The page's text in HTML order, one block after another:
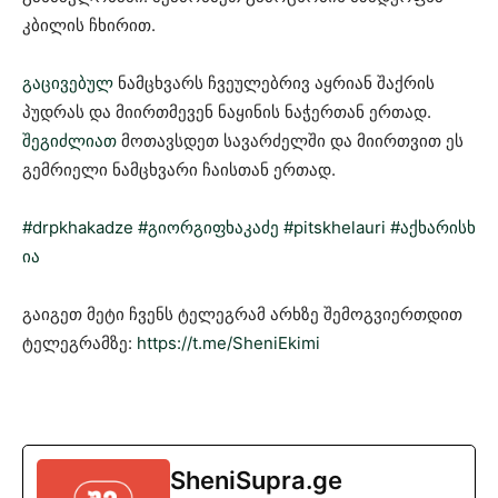
კბილის ჩხირით.
გაცივებულ ნამცხვარს ჩვეულებრივ აყრიან შაქრის
პუდრას და მიირთმევენ ნაყინის ნაჭერთან ერთად.
შეგიძლიათ მოთავსდეთ სავარძელში და მიირთვით ეს
გემრიელი ნამცხვარი ჩაისთან ერთად.
#drpkhakadze #გიორგიფხაკაძე #pitskhelauri #აქხარისხ
ია
გაიგეთ მეტი ჩვენს ტელეგრამ არხზე შემოგვიერთდით
ტელეგრამზე: https://t.me/SheniEkimi
SheniSupra.ge